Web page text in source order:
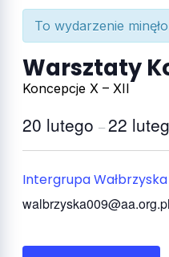
To wydarzenie
Warsztaty
Koncepcje X – XII
20 lutego –22
Intergrupa Wałbrzyska
walbrzyska009@aa.org.pl